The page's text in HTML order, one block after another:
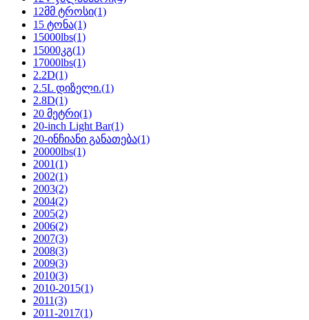
12მმ ტროსი(1)
15 ტონა(1)
15000lbs(1)
15000კგ(1)
17000lbs(1)
2.2D(1)
2.5L დიზელი.(1)
2.8D(1)
20 მეტრი(1)
20-inch Light Bar(1)
20-ინჩიანი განათება(1)
20000lbs(1)
2001(1)
2002(1)
2003(2)
2004(2)
2005(2)
2006(2)
2007(3)
2008(3)
2009(3)
2010(3)
2010-2015(1)
2011(3)
2011-2017(1)